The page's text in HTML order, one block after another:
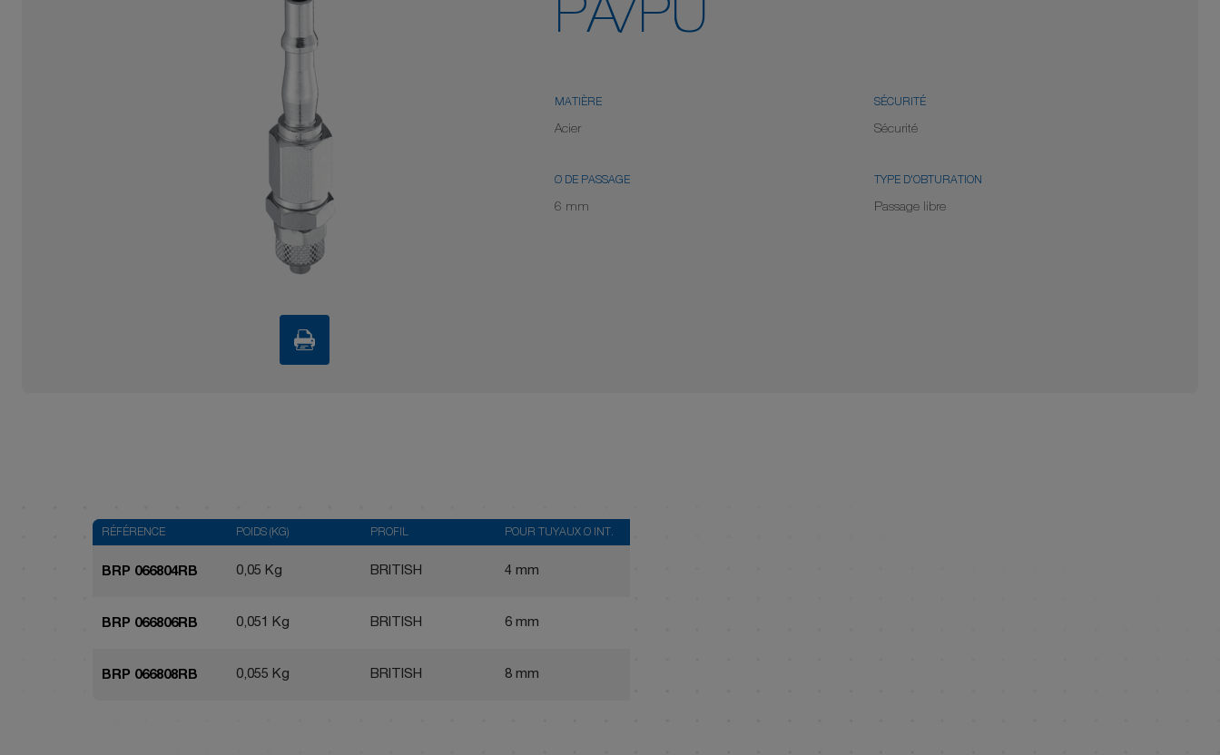
PA/PU
MATIÈRE
Acier
SÉCURITÉ
Sécurité
Ø DE PASSAGE
6 mm
TYPE D'OBTURATION
Passage libre
RÉFÉRENCE POIDS (KG) PROFIL POUR TUYAUX Ø INT.
BRP 066804RB 0,05 Kg BRITISH 4 mm
BRP 066806RB 0,051 Kg BRITISH 6 mm
BRP 066808RB 0,055 Kg BRITISH 8 mm